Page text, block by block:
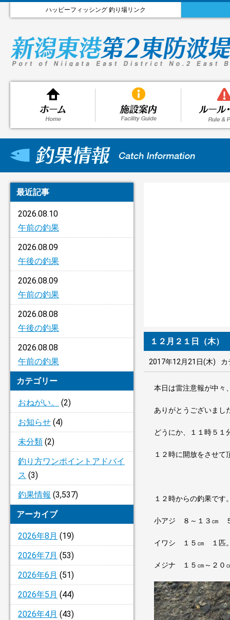
ハッピーフィッシング 釣り場リンク
最近記事
2026.08.10
午前の釣果
2026.08.09
午後の釣果
2026.08.09
午前の釣果
2026.08.08
午後の釣果
2026.08.08
午前の釣果
カテゴリー
おねがい。
(2)
お知らせ (4)
未分類 (2)
釣り方ワンポイントアドバイ
ス (3)
釣果情報 (3,537)
アーカイブ
2026年8月 (19)
2026年7月 (53)
2026年6月 (51)
2026年5月 (44)
2026年4月 (43)
１２月２１日（木
2017年12月21日(木) カ
本日は雷注意報が中々
ありがとうございまし
どうにか、１１時５１
１２時に開放をさせて
１２時からの釣果です
小アジ ８～１３㎝
イワシ １５㎝ １匹
メジナ １５㎝～２０